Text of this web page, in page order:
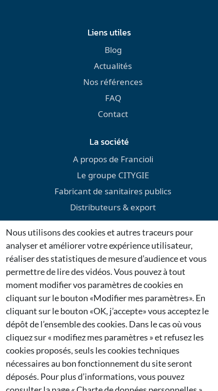
Liens utiles
Blog
Actualités
Nos références
FAQ
Contact
La société
A propos de Francioli
Le groupe CITYGIE
Fabricant de sanitaires publics
Distributeurs & export
Environnement
Téléchargements
Mentions légales
Dernières actualités
Citygie confirme sa présence au Salon Espace Public
2026 à Bruxelles
27/01/2026
Citygie renouvelle sa participation à Municipalia
2026
26/01/2026
Nous utilisons des cookies et autres traceurs pour
analyser et améliorer votre expérience utilisateur,
réaliser des statistiques de mesure d’audience et vous
permettre de lire des vidéos. Vous pouvez à tout
moment modifier vos paramètres de cookies en
cliquant sur le bouton «Modifier mes paramètres». En
cliquant sur le bouton «OK, j’accepte» vous acceptez le
dépôt de l’ensemble des cookies. Dans le cas où vous
cliquez sur « modifiez mes paramètres » et refusez les
cookies proposés, seuls les cookies techniques
nécessaires au bon fonctionnement du site seront
déposés. Pour plus d’informations, vous pouvez